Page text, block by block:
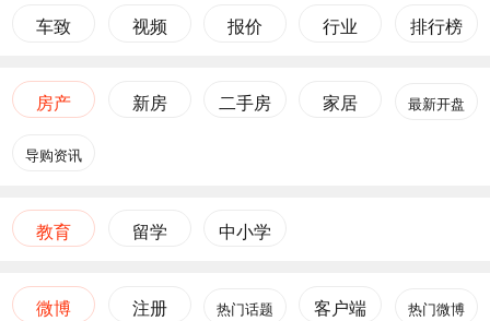
车致 视频 报价 行业 排行榜
房产 新房 二手房 家居 最新开盘
导购资讯
教育 留学 中小学
微博 注册 热门话题 客户端 热门微博